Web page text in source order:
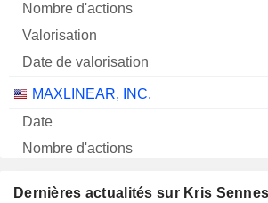
MAXLINEAR, INC.
Dernières actualités sur Kris